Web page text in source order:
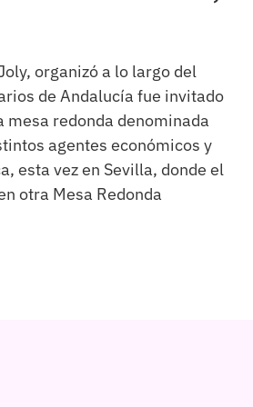
organizó a lo largo del
de Andalucía fue invitado
mesa redonda denominada
agentes económicos y
esta vez en Sevilla, donde el
otra Mesa Redonda